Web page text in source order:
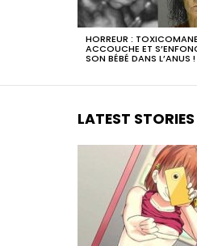
HORREUR : TOXICOMANE
ACCOUCHE ET
SON BÉBÉ DANS L’ANUS !
LATEST STORIES